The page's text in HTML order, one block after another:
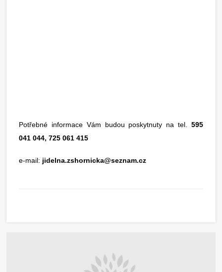
Potřebné informace Vám budou poskytnuty na tel.
595
041 044, 725 061 415
e-mail: jidelna.zshornicka@seznam.cz